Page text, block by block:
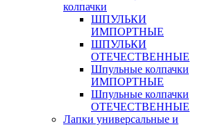
колпачки
ШПУЛЬКИ
ИМПОРТНЫЕ
ШПУЛЬКИ
ОТЕЧЕСТВЕННЫЕ
Шпульные колпачки
ИМПОРТНЫЕ
Шпульные колпачки
ОТЕЧЕСТВЕННЫЕ
Лапки универсальные и